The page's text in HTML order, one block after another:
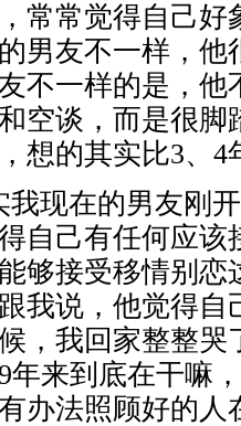
常常觉得自己好
男友不一样，他
不一样的是，他
空谈，而是很脚
想的其实比3、4
现在的男友刚开
自己有任何应该
够接受移情别恋
我说，他觉得自
，我回家整整哭
年来到底在干嘛
办法照顾好的人